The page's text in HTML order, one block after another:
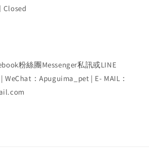
粉絲團Messenger私訊或LINE
WeChat：Apuguima_pet | E- MAIL：